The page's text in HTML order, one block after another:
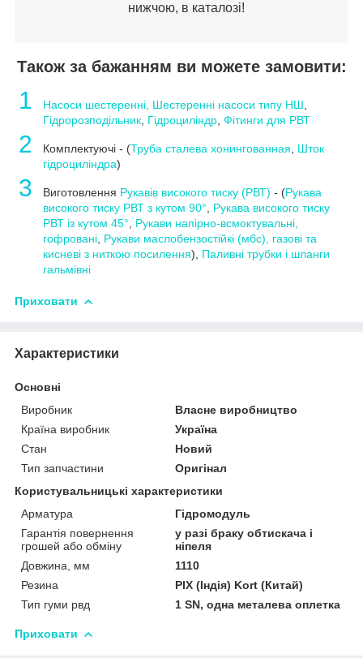
нижчою, в каталозі!
Також за бажанням ви можете замовити:
1 Насоси шестеренні, Шестеренні насоси типу НШ
Гідророзподільник Гідроциліндр Фітинги для РВТ
2 Комплектуючі - (Труба сталева хонингованная
Шток
гідроциліндра)
3 Виготовлення Рукавів високого тиску (РВТ) - (Рукава
високого тиску РВТ з кутом 90°
Рукава високого тиску
РВТ із кутом 45°
Рукави напірно-всмоктувальні,
гофровані Рукави маслобензостійкі (мбс), газові та
кисневі з ниткою посилення), Паливні трубки і шланги
гальмівні
Приховати
Характеристики
Основні
Виробник
Власне виробництво
Країна виробник
Україна
Стан
Новий
Тип запчастини
Оригінал
Користувальницькі характеристики
Арматура
Гідромодуль
Гарантія повернення
грошей або обміну
у разі браку обтискача і
ніпеля
Довжина, мм
1110
Резина
PIX (Індія) Kort (Китай)
Тип гуми рвд
1 SN, одна металева оплетка
Приховати